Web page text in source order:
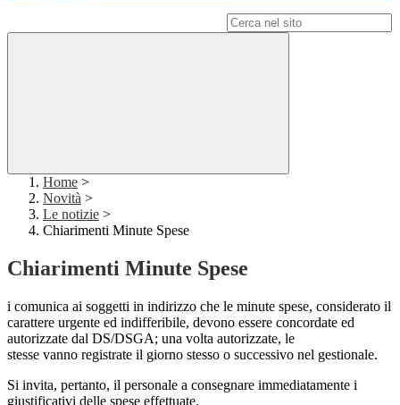
Home >
Novità >
Le notizie >
Chiarimenti Minute Spese
Chiarimenti Minute Spese
i comunica ai soggetti in indirizzo che le minute spese, considerato il
carattere urgente ed indifferibile, devono essere concordate ed
autorizzate dal DS/DSGA; una volta autorizzate, le
stesse vanno registrate il giorno stesso o successivo nel gestionale.
Si invita, pertanto, il personale a consegnare immediatamente i
giustificativi delle spese effettuate.